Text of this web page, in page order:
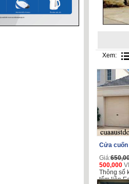
Xem:
Cửa
Giá:
500,000
Thông số
tấm liền